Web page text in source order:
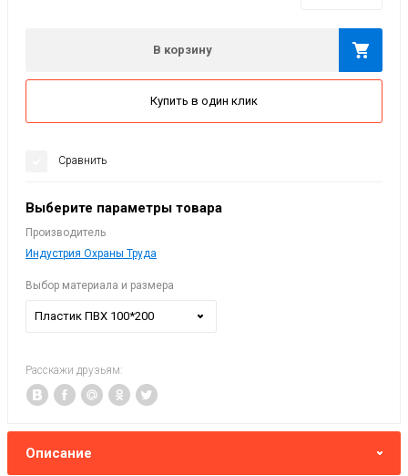
В корзину
Купить в один клик
Сравнить
Выберите параметры товара
Производитель
Индустрия Охраны Труда
Выбор материала и размера
Пластик ПВХ 100*200
Расскажи друзьям:
Описание